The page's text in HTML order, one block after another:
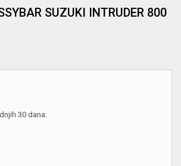
SUZUKI INTRUDER 800
30 dana: